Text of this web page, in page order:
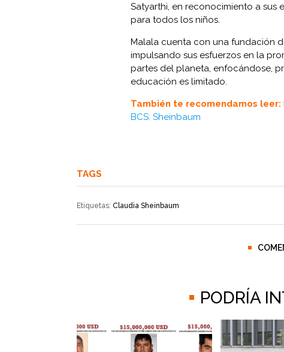
Satyarthi, en reconocimiento a sus
para todos los niños.
Malala cuenta con una fundación
impulsando sus esfuerzos en la
partes del planeta, enfocándose,
educación es limitado.
También te recomendamos leer:
BCS: Sheinbaum
TAGS
Etiquetas: Claudia Sheinbaum
PODRÍA